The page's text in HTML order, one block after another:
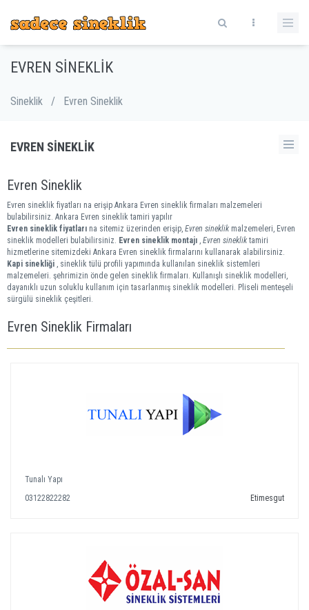
EVREN SINEKLIK
Sineklik / Evren Sineklik
EVREN SINEKLIK
Evren Sineklik
Evren sineklik fiyatları na erişip Ankara Evren sineklik firmaları malzemeleri
bulabilirsiniz. Ankara Evren sineklik tamiri yapılır
Evren sineklik fiyatları na sitemiz üzerinden erişip, Evren sineklik malzemeleri, Evren
sineklik modelleri bulabilirsiniz. Evren sineklik montajı , Evren sineklik tamiri
hizmetlerine sitemizdeki Ankara Evren sineklik firmalarını kullanarak alabilirsiniz.
Kapi sinekliği , sineklik tülü profili yapımında kullanılan sineklik sistemleri
malzemeleri. şehrimizin önde gelen sineklik firmaları. Kullanışlı sineklik modelleri,
dayanıklı uzun soluklu kullanım için tasarlanmış sineklik modelleri. Pliseli menteşeli
sürgülü sineklik çeşitleri.
Evren Sineklik Firmaları
Tunalı Yapı
03122822282
Etimesgut